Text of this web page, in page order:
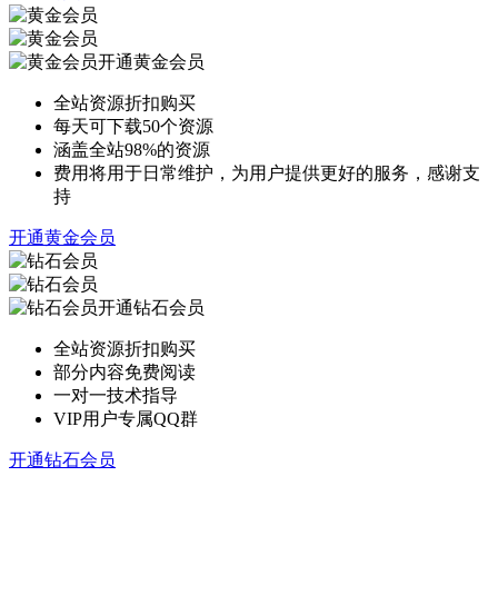
开通黄金会员
全站资源折扣购买
每天可下载50个资源
涵盖全站98%的资源
费用将用于日常维护，为用户提供更好的服务，感谢支
持
开通黄金会员
开通钻石会员
全站资源折扣购买
部分内容免费阅读
一对一技术指导
VIP用户专属QQ群
开通钻石会员